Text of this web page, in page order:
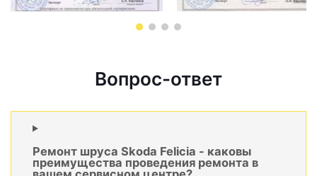
Вопрос-ответ
Ремонт шруса Skoda Felicia - каковы
преимущества проведения ремонта в